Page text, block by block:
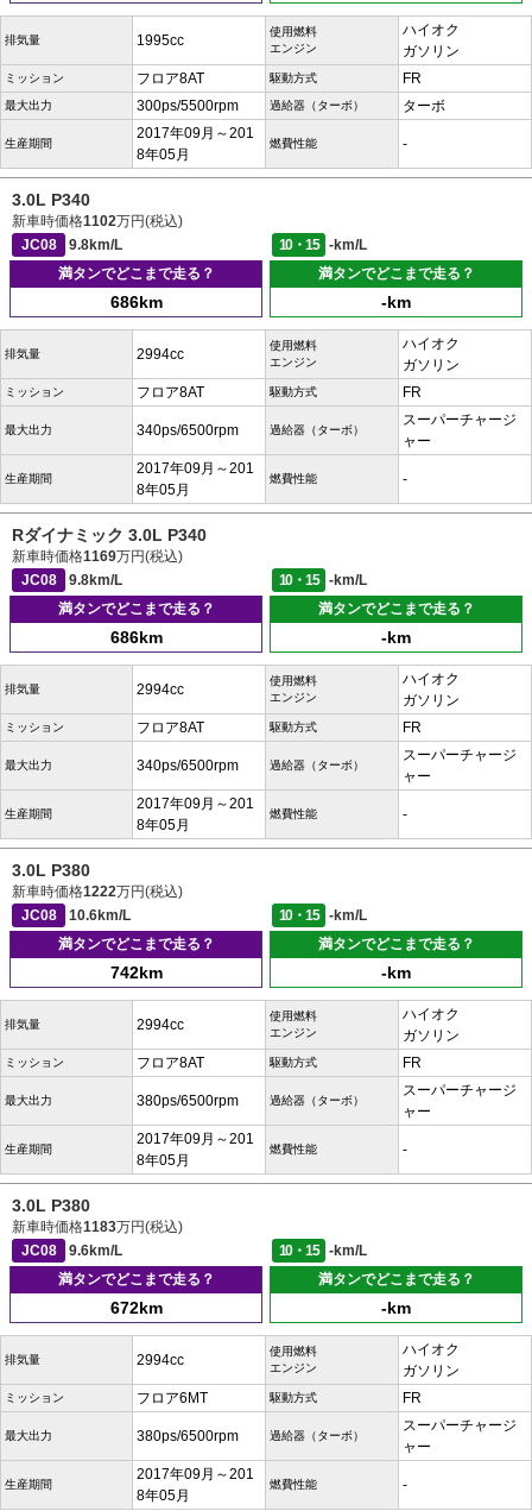
排気量 1995cc
使用燃料
エンジン
ハイオク
ガソリン
ミッション フロア8AT 駆動方式 FR
最大出力 300ps/5500rpm 過給器（ターボ） ターボ
生産期間
2017年09月～201
8年05月
燃費性能 -
3.0L P340
新車時価格1102万円(税込)
JC08
9.8km/L 10・15
-km/L
満タンでどこまで走る？
686km
満タンでどこまで走る？
-km
排気量 2994cc
使用燃料
エンジン
ハイオク
ガソリン
ミッション フロア8AT 駆動方式 FR
最大出力 340ps/6500rpm 過給器（ターボ）
スーパーチャージ
ャー
生産期間
2017年09月～201
8年05月
燃費性能 -
Rダイナミック 3.0L P340
新車時価格1169万円(税込)
JC08
9.8km/L 10・15
-km/L
満タンでどこまで走る？
686km
満タンでどこまで走る？
-km
排気量 2994cc
使用燃料
エンジン
ハイオク
ガソリン
ミッション フロア8AT 駆動方式 FR
最大出力 340ps/6500rpm 過給器（ターボ）
スーパーチャージ
ャー
生産期間
2017年09月～201
8年05月
燃費性能 -
3.0L P380
新車時価格1222万円(税込)
JC08
10.6km/L 10・15
-km/L
満タンでどこまで走る？
742km
満タンでどこまで走る？
-km
排気量 2994cc
使用燃料
エンジン
ハイオク
ガソリン
ミッション フロア8AT 駆動方式 FR
最大出力 380ps/6500rpm 過給器（ターボ）
スーパーチャージ
ャー
生産期間
2017年09月～201
8年05月
燃費性能 -
3.0L P380
新車時価格1183万円(税込)
JC08
9.6km/L 10・15
-km/L
満タンでどこまで走る？
672km
満タンでどこまで走る？
-km
排気量 2994cc
使用燃料
エンジン
ハイオク
ガソリン
ミッション フロア6MT 駆動方式 FR
最大出力 380ps/6500rpm 過給器（ターボ）
スーパーチャージ
ャー
生産期間
2017年09月～201
8年05月
燃費性能 -